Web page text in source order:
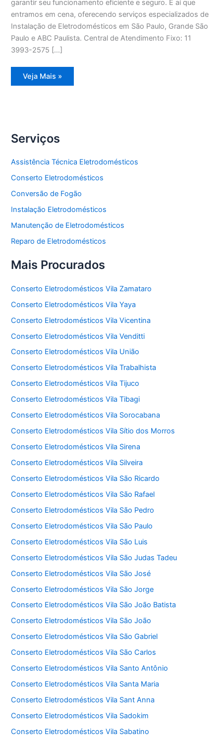
garantir seu funcionamento eficiente e seguro. É aí que
entramos em cena, oferecendo serviços especializados de
Instalação de Eletrodomésticos em São Paulo, Grande São
Paulo e ABC Paulista. Central de Atendimento Fixo: 11
3993-2575 […]
Instalação
Eletrodomésticos
Veja Mais »
Serviços
Assistência Técnica Eletrodomésticos
Conserto Eletrodomésticos
Conversão de Fogão
Instalação Eletrodomésticos
Manutenção de Eletrodomésticos
Reparo de Eletrodomésticos
Mais Procurados
Conserto Eletrodomésticos Vila Zamataro
Conserto Eletrodomésticos Vila Yaya
Conserto Eletrodomésticos Vila Vicentina
Conserto Eletrodomésticos Vila Venditti
Conserto Eletrodomésticos Vila União
Conserto Eletrodomésticos Vila Trabalhista
Conserto Eletrodomésticos Vila Tijuco
Conserto Eletrodomésticos Vila Tibagi
Conserto Eletrodomésticos Vila Sorocabana
Conserto Eletrodomésticos Vila Sítio dos Morros
Conserto Eletrodomésticos Vila Sirena
Conserto Eletrodomésticos Vila Silveira
Conserto Eletrodomésticos Vila São Ricardo
Conserto Eletrodomésticos Vila São Rafael
Conserto Eletrodomésticos Vila São Pedro
Conserto Eletrodomésticos Vila São Paulo
Conserto Eletrodomésticos Vila São Luis
Conserto Eletrodomésticos Vila São Judas Tadeu
Conserto Eletrodomésticos Vila São José
Conserto Eletrodomésticos Vila São Jorge
Conserto Eletrodomésticos Vila São João Batista
Conserto Eletrodomésticos Vila São João
Conserto Eletrodomésticos Vila São Gabriel
Conserto Eletrodomésticos Vila São Carlos
Conserto Eletrodomésticos Vila Santo Antônio
Conserto Eletrodomésticos Vila Santa Maria
Conserto Eletrodomésticos Vila Sant Anna
Conserto Eletrodomésticos Vila Sadokim
Conserto Eletrodomésticos Vila Sabatino